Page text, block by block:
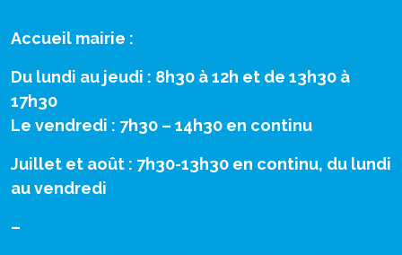
Accueil mairie :
Du lundi au jeudi : 8h30 à 12h et de 13h30 à
17h30
Le vendredi : 7h30 – 14h30 en continu
Juillet et août : 7h30-13h30 en continu, du lundi
au vendredi
–